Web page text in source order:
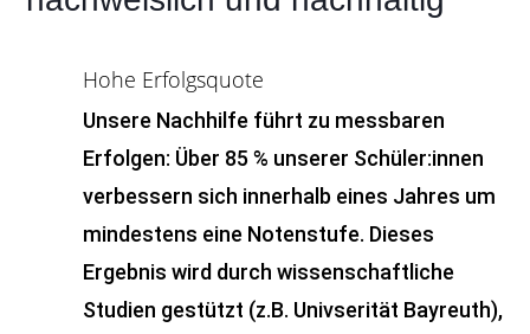
Hohe Erfolgsquote
Unsere Nachhilfe führt zu messbaren
Erfolgen: Über 85 % unserer Schüler:innen
verbessern sich innerhalb eines Jahres um
mindestens eine Notenstufe. Dieses
Ergebnis wird durch wissenschaftliche
Studien gestützt (z.B. Univserität Bayreuth),